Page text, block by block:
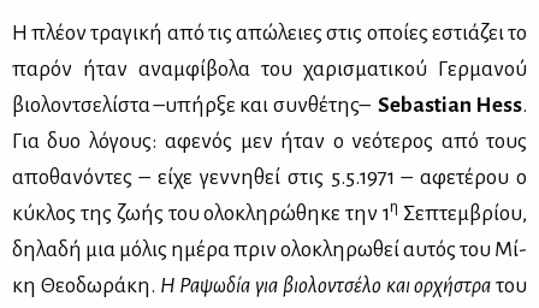
Η πλέ­ον τρα­γι­κή από τις απώ­λειες στις οποί­ες εστιά­ζει το
πα­ρόν ήταν αναμ­φί­βο­λα του χα­ρι­σμα­τι­κού Γερ­μα­νού
βιο­λον­τσε­λί­στα –υπήρ­ξε και συν­θέ­της– Sebastian Hess.
Για δυο λό­γους: αφε­νός μεν ήταν ο νε­ό­τε­ρος από τους
απο­θα­νό­ντες – εί­χε γεν­νη­θεί στις 5.5.1971 – αφε­τέ­ρου ο
κύ­κλος της ζω­ής του ολο­κλη­ρώ­θη­κε την 1η Σε­πτεμ­βρί­ου,
δη­λα­δή μια μό­λις ημέ­ρα πριν ολο­κλη­ρω­θεί αυ­τός του Μί­
κη Θε­ο­δω­ρά­κη. Η Ρα­ψω­δία για βιο­λον­τσέ­λο και ορ­χή­στρα του